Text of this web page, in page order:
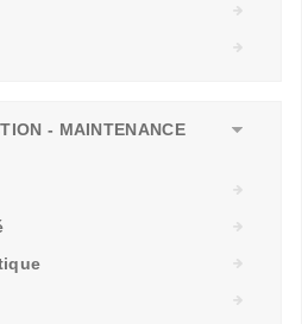
- MAINTENANCE